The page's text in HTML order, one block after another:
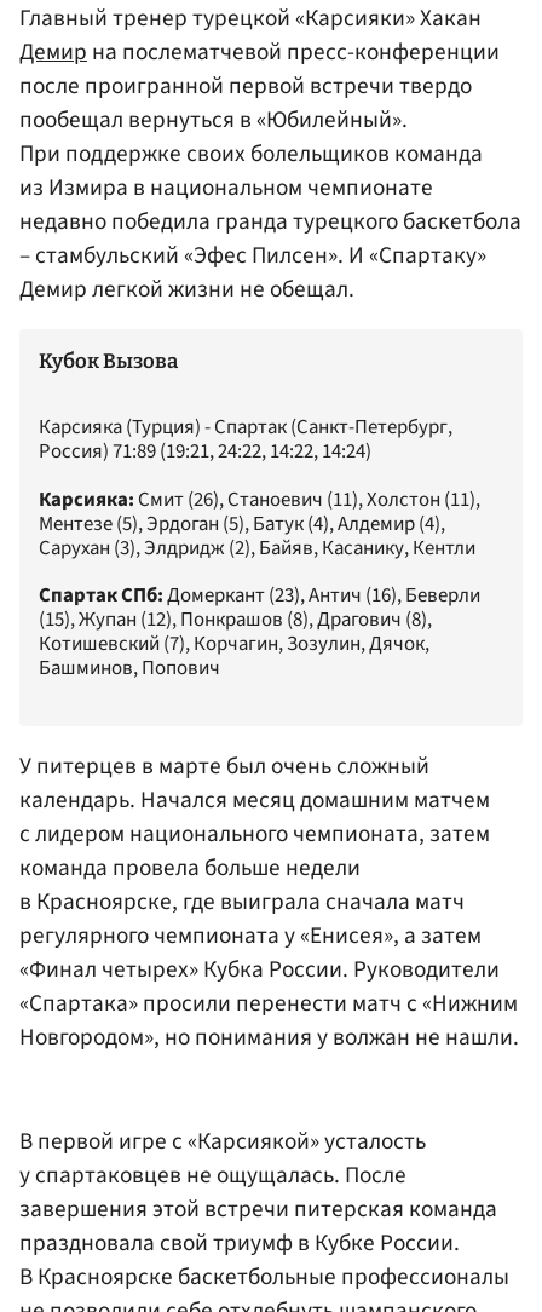
Главный тренер турецкой «Карсияки» Хакан
Демирна послематчевой пресс-конференции
после проигранной первой встречи твердо
пообещал вернуться в «Юбилейный».
При поддержке своих болельщиков команда
из Измира в национальном чемпионате
недавно победила гранда турецкого баскетбола
– стамбульский «Эфес Пилсен». И «Спартаку»
Демир легкой жизни не обещал.
Кубок Вызова
Карсияка (Турция) - Спартак (Санкт-Петербург,
Россия) 71:89 (19:21, 24:22, 14:22, 14:24)
Карсияка: Смит (26), Станоевич (11), Холстон (11),
Ментезе (5), Эрдоган (5), Батук (4), Алдемир (4),
Сарухан (3), Элдридж (2), Байяв, Касанику, Кентли
Спартак СПб:Домеркант (23), Антич (16), Беверли
(15), Жупан (12), Понкрашов (8), Драгович (8),
Котишевский (7), Корчагин, Зозулин, Дячок,
Башминов, Попович
У питерцев в марте был очень сложный
календарь. Начался месяц домашним матчем
с лидером национального чемпионата, затем
команда провела больше недели
в Красноярске, где выиграла сначала матч
регулярного чемпионата у «Енисея», а затем
«Финал четырех» Кубка России. Руководители
«Спартака» просили перенести матч с «Нижним
Новгородом», но понимания у волжан не нашли.
В первой игре с «Карсиякой» усталость
у спартаковцев не ощущалась. После
завершения этой встречи питерская команда
праздновала свой триумф в Кубке России.
В Красноярске баскетбольные профессионалы